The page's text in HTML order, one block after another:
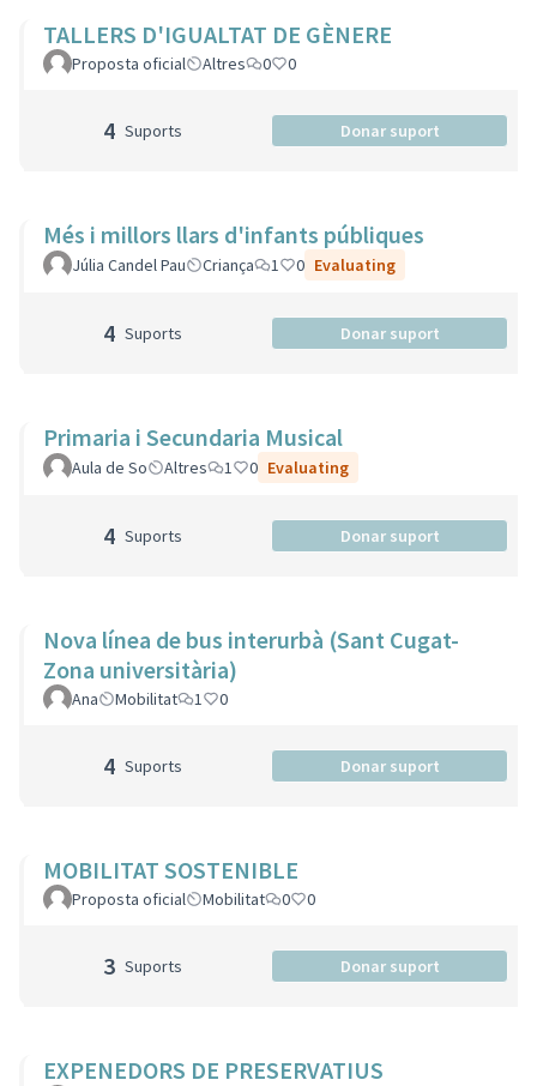
TALLERS D'IGUALTAT DE GÈNERE
Proposta oficial Altres 0 0
4 Suports Donar suport
Més i millors llars d'infants públiques
Júlia Candel Pau Criança 1 0 Evaluating
4 Suports Donar suport
Primaria i Secundaria Musical
Aula de So Altres 1 0 Evaluating
4 Suports Donar suport
Nova línea de bus interurbà (Sant Cugat-
Zona universitària)
Ana Mobilitat 1 0
4 Suports Donar suport
MOBILITAT SOSTENIBLE
Proposta oficial Mobilitat 0 0
3 Suports Donar suport
EXPENEDORS DE PRESERVATIUS